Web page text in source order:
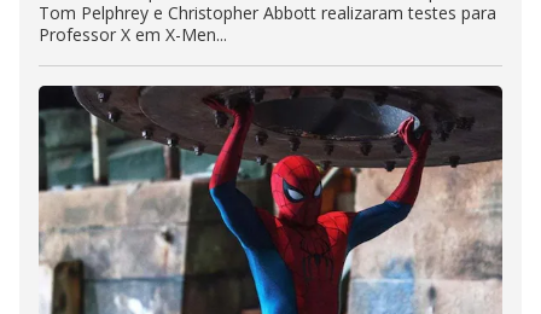
Tom Pelphrey e Christopher Abbott realizaram testes para
Professor X em X-Men...